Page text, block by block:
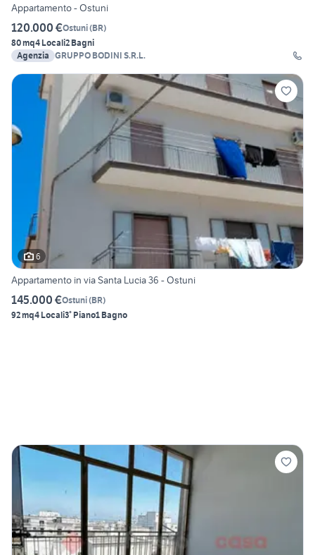
Appartamento - Ostuni
120.000 €Ostuni(BR)
80 mq4 Locali2 Bagni
Agenzia GRUPPO BODINI S.R.L.
6
Appartamento in via Santa Lucia 36 - Ostuni
145.000 €Ostuni(BR)
92 mq4 Locali3° Piano1 Bagno